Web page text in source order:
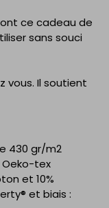
ce cadeau de
sans souci
vous. Il soutient
430 gr/m2
tex
et 10%
et biais :